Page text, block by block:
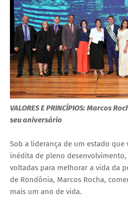
VALORES E PRINCÍPIOS: Marcos
seu aniversário
Sob a liderança de um estado que
inédita de pleno
voltadas para melhorar a vida da
de Rondônia, Marcos Rocha,
mais um ano de vida.